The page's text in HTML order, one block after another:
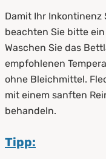
Damit Ihr
beachten Sie bitte
Waschen Sie das
empfohlenen
ohne Bleichmittel.
mit einem sanften
behandeln.
Tipp: